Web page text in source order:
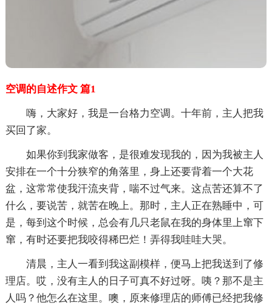
空调的自述作文 篇1
嗨，大家好，我是一台格力空调。十年前，主人把我
买回了家。
如果你到我家做客，是很难发现我的，因为我被主人
安排在一个十分狭窄的角落里，身上还要背着一个大花
盆，这常常使我汗流夹背，喘不过气来。这点苦还算不了
什么，要说苦，就苦在晚上。那时，主人正在熟睡中，可
是，每到这个时候，总会有几只老鼠在我的身体里上窜下
窜，有时还要把我咬得稀巴烂！弄得我哇哇大哭。
清晨，主人一看到我这副模样，便马上把我送到了修
理店。哎，没有主人的日子可真不好过呀。咦？那不是主
人吗？他怎么在这里。噢，原来修理店的师傅已经把我修